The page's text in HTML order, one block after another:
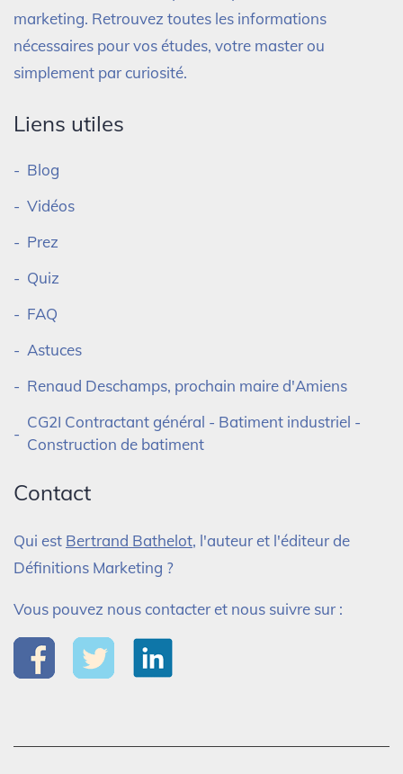
marketing. Retrouvez toutes les informations
nécessaires pour vos études, votre master ou
simplement par curiosité.
Liens utiles
Blog
Vidéos
Prez
Quiz
FAQ
Astuces
Renaud Deschamps, prochain maire d'Amiens
CG2I Contractant général - Batiment industriel -
Construction de batiment
Contact
Qui est Bertrand Bathelot, l'auteur et l'éditeur de
Définitions Marketing ?
Vous pouvez nous contacter et nous suivre sur :